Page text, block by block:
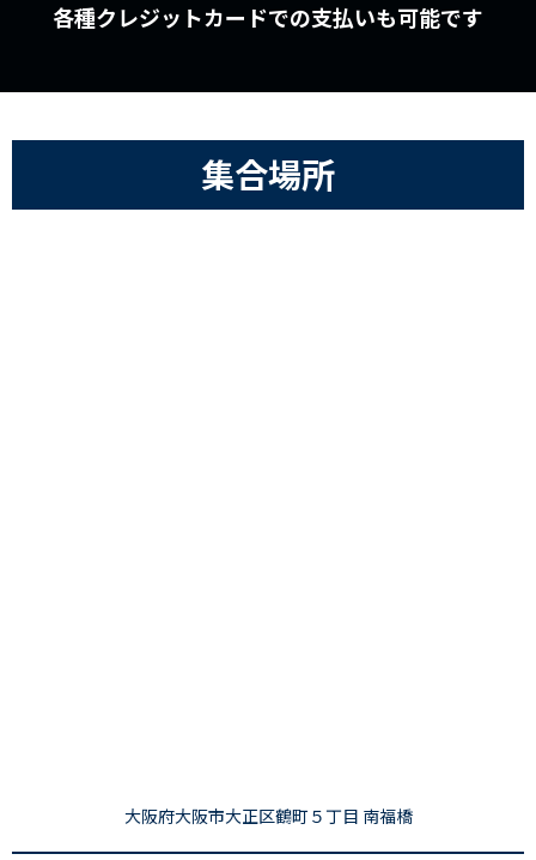
各種クレジットカードでの支払いも可能です
集合場所
大阪府大阪市大正区鶴町５丁目 南福橋